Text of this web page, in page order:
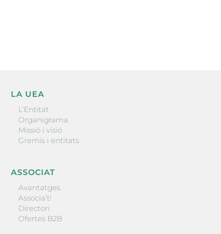
LA UEA
L’Entitat
Organigrama
Missió i visió
Gremis i entitats
ASSOCIAT
Avantatges
Associa’t!
Directori
Ofertes B2B